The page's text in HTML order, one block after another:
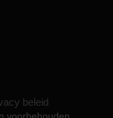
beleid